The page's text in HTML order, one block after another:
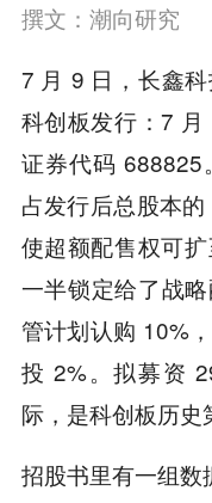
撰文：潮向研究
7 月 9 日，长鑫
科创板发行：7 月
证券代码 688825
占发行后总股本
使超额配售权可
一半锁定给了战
管计划认购 10%
投 2%。拟募资
际，是科创板历史
招股书里有一组数